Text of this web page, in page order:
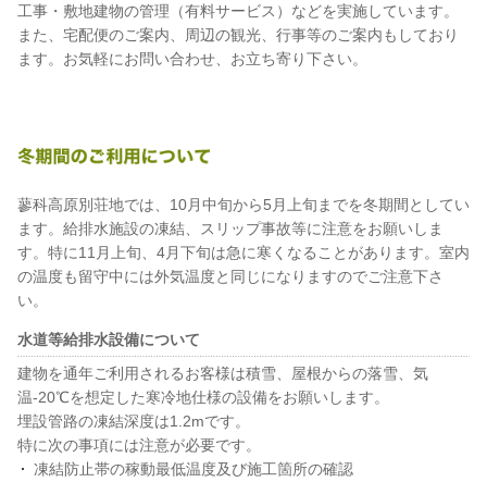
工事・敷地建物の管理（有料サービス）などを実施しています。
また、宅配便のご案内、周辺の観光、行事等のご案内もしており
ます。お気軽にお問い合わせ、お立ち寄り下さい。
蓼科高原別荘地では、10月中旬から5月上旬までを冬期間としてい
ます。給排水施設の凍結、スリップ事故等に注意をお願いしま
す。特に11月上旬、4月下旬は急に寒くなることがあります。室内
の温度も留守中には外気温度と同じになりますのでご注意下さ
い。
水道等給排水設備について
建物を通年ご利用されるお客様は積雪、屋根からの落雪、気
温-20℃を想定した寒冷地仕様の設備をお願いします。
埋設管路の凍結深度は1.2mです。
特に次の事項には注意が必要です。
凍結防止帯の稼動最低温度及び施工箇所の確認